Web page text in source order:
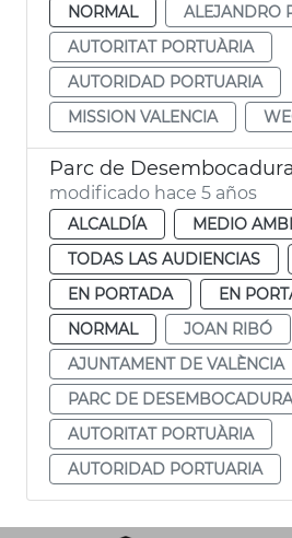
NORMAL
ALEJANDRO
AUTORITAT PORTUÀRIA
AUTORIDAD PORTUARIA
MISSION VALENCIA
Parc de Desembocadura
modificado hace 5 años
ALCALDÍA
MEDIO
TODAS LAS AUDIENCIAS
EN PORTADA
EN
NORMAL
JOAN RIBÓ
AJUNTAMENT DE VALÈNCIA
PARC DE DESEMBOCADURA
AUTORITAT PORTUÀRIA
AUTORIDAD PORTUARIA